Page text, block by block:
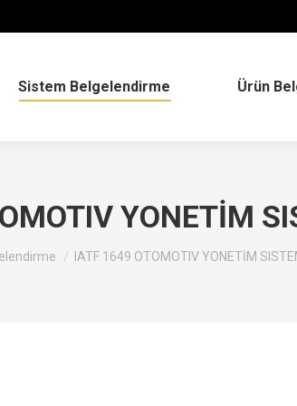
Sistem Belgelendirme Ürün
YONETİM
IATF 1649 OTOMOTIV YONETİM